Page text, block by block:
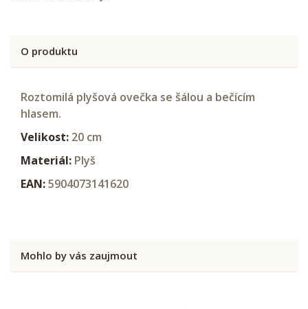
O produktu
Roztomilá plyšová ovečka se šálou a bečícím
hlasem.
Velikost: 20 cm
Materiál: Plyš
EAN:5904073141620
Mohlo by vás zaujmout